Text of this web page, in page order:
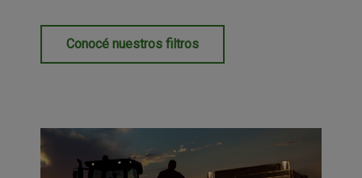
Conocé nuestros filtros